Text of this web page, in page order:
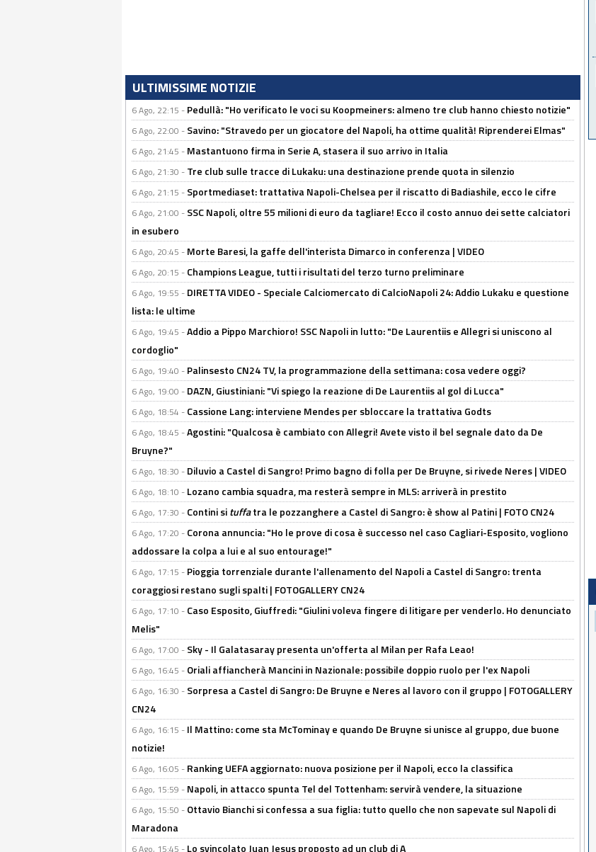
ULTIMISSIME NOTIZIE
6 Ago, 22:15 - Pedullà: "Ho verificato le voci su Koopmeiners: almeno tre club hanno chiesto notizie"
6 Ago, 22:00 - Savino: "Stravedo per un giocatore del Napoli, ha ottime qualità! Riprenderei Elmas"
6 Ago, 21:45 - Mastantuono firma in Serie A, stasera il suo arrivo in Italia
6 Ago, 21:30 - Tre club sulle tracce di Lukaku: una destinazione prende quota in silenzio
6 Ago, 21:15 - Sportmediaset: trattativa Napoli-Chelsea per il riscatto di Badiashile, ecco le cifre
6 Ago, 21:00 - SSC Napoli, oltre 55 milioni di euro da tagliare! Ecco il costo annuo dei sette calciatori
in esubero
6 Ago, 20:45 - Morte Baresi, la gaffe dell'interista Dimarco in conferenza | VIDEO
6 Ago, 20:15 - Champions League, tutti i risultati del terzo turno preliminare
6 Ago, 19:55 - DIRETTA VIDEO - Speciale Calciomercato di CalcioNapoli 24: Addio Lukaku e questione
lista: le ultime
6 Ago, 19:45 -Addio a Pippo Marchioro! SSC Napoli in lutto: "De Laurentiis e Allegri si uniscono al
cordoglio"
6 Ago, 19:40 - Palinsesto CN24 TV, la programmazione della settimana: cosa vedere oggi?
6 Ago, 19:00 - DAZN, Giustiniani: "Vi spiego la reazione di De Laurentiis al gol di Lucca"
6 Ago, 18:54 - Cassione Lang: interviene Mendes per sbloccare la trattativa Godts
6 Ago, 18:45 -Agostini: "Qualcosa è cambiato con Allegri! Avete visto il bel segnale dato da De
Bruyne?"
6 Ago, 18:30 - Diluvio a Castel di Sangro! Primo bagno di folla per De Bruyne, si rivede Neres | VIDEO
6 Ago, 18:10 - Lozano cambia squadra, ma resterà sempre in MLS: arriverà in prestito
6 Ago, 17:30 - Contini situffatra le pozzanghere a Castel di Sangro: è show al Patini | FOTO CN24
6 Ago, 17:20 - Corona annuncia: "Ho le prove di cosa è successo nel caso Cagliari-Esposito, vogliono
addossare la colpa a lui e al suo entourage!"
6 Ago, 17:15 - Pioggia torrenziale durante l'allenamento del Napoli a Castel di Sangro: trenta
coraggiosi restano sugli spalti | FOTOGALLERY CN24
6 Ago, 17:10 - Caso Esposito, Giuffredi: "Giulini voleva fingere di litigare per venderlo. Ho denunciato
Melis"
6 Ago, 17:00 - Sky - Il Galatasaray presenta un'offerta al Milan per Rafa Leao!
6 Ago, 16:45 - Oriali affiancherà Mancini in Nazionale: possibile doppio ruolo per l'ex Napoli
6 Ago, 16:30 - Sorpresa a Castel di Sangro: De Bruyne e Neres al lavoro con il gruppo | FOTOGALLERY
CN24
6 Ago, 16:15 - Il Mattino: come sta McTominay e quando De Bruyne si unisce al gruppo, due buone
notizie!
6 Ago, 16:05 - Ranking UEFA aggiornato: nuova posizione per il Napoli, ecco la classifica
6 Ago, 15:59 - Napoli, in attacco spunta Tel del Tottenham: servirà vendere, la situazione
6 Ago, 15:50 - Ottavio Bianchi si confessa a sua figlia: tutto quello che non sapevate sul Napoli di
Maradona
6 Ago, 15:45 - Lo svincolato Juan Jesus proposto ad un club di A